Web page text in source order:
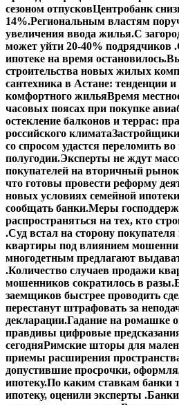
сезоном отпусковЦентробанк
14%.Региональным властям
увеличения ввода жилья.С
может уйти 20-40% подрядчиков .
ипотеке на время остановилось.
строительства новых жилых
сантехника в Астане: тенденции
комфортного жильяВремя
часовых поясах при покупке
остекление балконов и террас:
российского климата
со спросом удастся переломить
полугодии.Эксперты не ждут
покупателей на вторичный
что готовы провести реформу
новых условиях семейной
сообщать банки.Меры
распространяться на тех, кто
.Суд встал на сторону
квартиры под влиянием
многодетным предлагают
.Количество случаев продажи
мошенников сократилось в разы.
заемщиков быстрее проводить
перестанут штрафовать за
декларации.Гадание на ромашке
правдивы цифровые
сегодняРимские шторы для
приемы расширения
допустившие просрочки,
ипотеку.По каким ставкам банки
ипотеку, оценили эксперты .